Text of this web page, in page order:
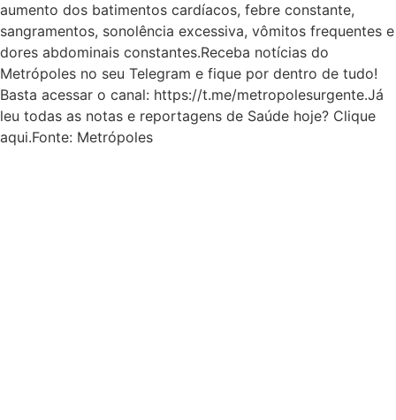
aumento dos batimentos cardíacos, febre constante,
sangramentos, sonolência excessiva, vômitos frequentes e
dores abdominais constantes.Receba notícias do
Metrópoles no seu Telegram e fique por dentro de tudo!
Basta acessar o canal: https://t.me/metropolesurgente.Já
leu todas as notas e reportagens de Saúde hoje? Clique
aqui.Fonte: Metrópoles